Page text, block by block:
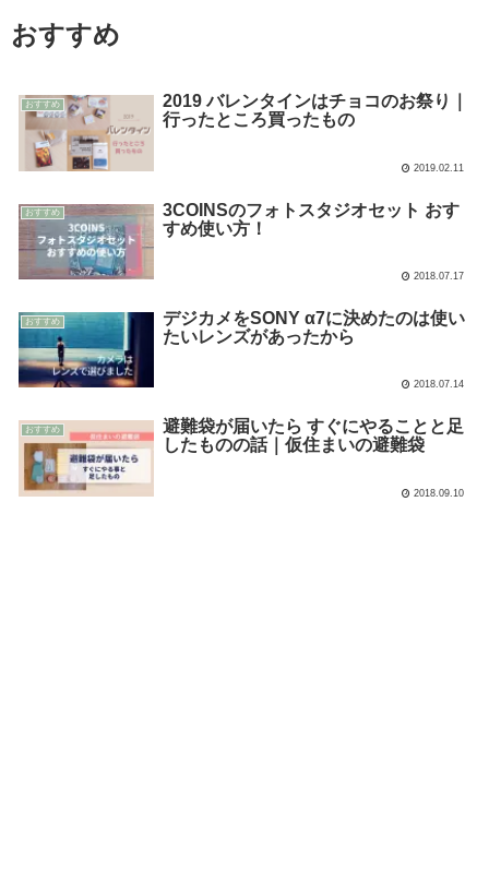
おすすめ
おすすめ
2019 バレンタインはチョコのお祭り｜
行ったところ買ったもの
2019.02.11
おすすめ
3COINSのフォトスタジオセット おす
すめ使い方！
2018.07.17
おすすめ
デジカメをSONY α7に決めたのは使い
たいレンズがあったから
2018.07.14
おすすめ
避難袋が届いたら すぐにやることと足
したものの話｜仮住まいの避難袋
2018.09.10